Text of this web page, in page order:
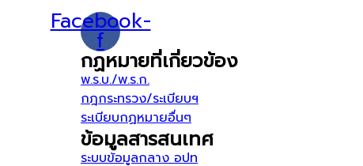
Facebook-
f
กฏหมายที่เกี่ยวข้อง
พ.ร.บ./พ.ร.ก.
กฎกระทรวง/ระเบียบฯ
ระเบียบกฏหมายอื่นๆ
ข้อมูลสารสนเทศ
ระบบข้อมูลกลาง อปท